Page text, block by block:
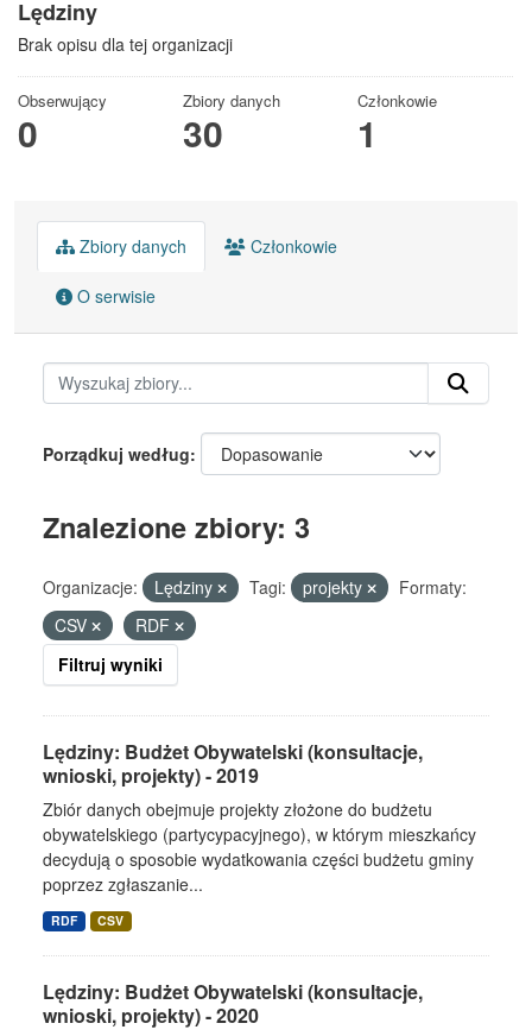
Lędziny
Brak opisu dla tej organizacji
Obserwujący
0
Zbiory danych
30
Członkowie
1
Zbiory danych Członkowie
O serwisie
Porządkuj według
Znalezione zbiory: 3
Organizacje: Lędziny Tagi: projekty
Formaty:
CSV
RDF
Filtruj wyniki
Lędziny: Budżet Obywatelski (konsultacje,
wnioski, projekty) - 2019
Zbiór danych obejmuje projekty złożone do budżetu
obywatelskiego (partycypacyjnego), w którym mieszkańcy
decydują o sposobie wydatkowania części budżetu gminy
poprzez zgłaszanie...
RDF CSV
Lędziny: Budżet Obywatelski (konsultacje,
wnioski, projekty) - 2020